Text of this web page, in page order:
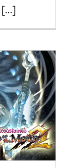
[...]
of the
！